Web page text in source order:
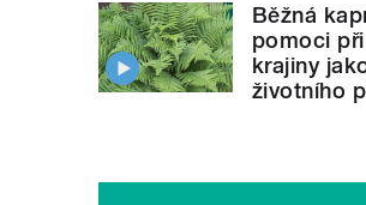
Běžná
pomoci
krajiny
životního